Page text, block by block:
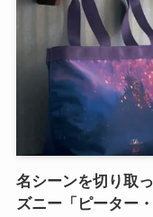
名シーンを切り取
ズニー「ピーター